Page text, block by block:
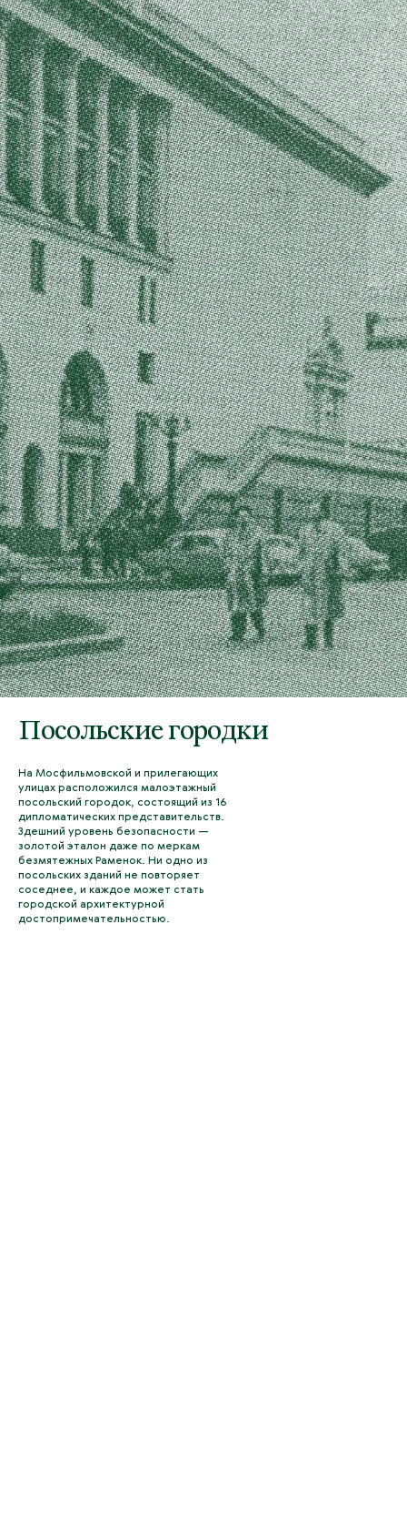
Посольские городки
На Мосфильмовской и прилегающих
улицах расположился малоэтажный
посольский городок, состоящий из 16
дипломатических представительств.
Здешний уровень безопасности —
золотой эталон даже по меркам
безмятежных Раменок. Ни одно из
посольских зданий не повторяет
соседнее, и каждое может стать
городской архитектурной
достопримечательностью.